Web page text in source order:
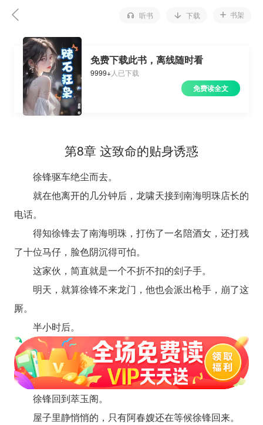
听书 下载 书架
免费下载此书，离线随时看
9999+人已下载
免费读全文
第8章 这致命的贴身诱惑
徐锋驱车绝尘而去。
就在他离开的几分钟后，龙啸天接到南海明珠店长的
电话。
得知徐锋去了南海明珠，打伤了一名陪酒女，还打残
了十位马仔，脸色阴沉得可怕。
这家伙，简直就是一个不折不扣的刽子手。
明天，就算徐锋不来龙门，他也会派出枪手，崩了这
厮。
半小时后。
徐锋回到萃玉阁。
屋子里静悄悄的，只有阿春嫂还在等候徐锋回来。